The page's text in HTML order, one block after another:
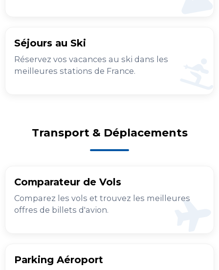
Séjours au Ski
Réservez vos vacances au ski dans les
meilleures stations de France.
Transport & Déplacements
Comparateur de Vols
Comparez les vols et trouvez les meilleures
offres de billets d'avion.
Parking Aéroport